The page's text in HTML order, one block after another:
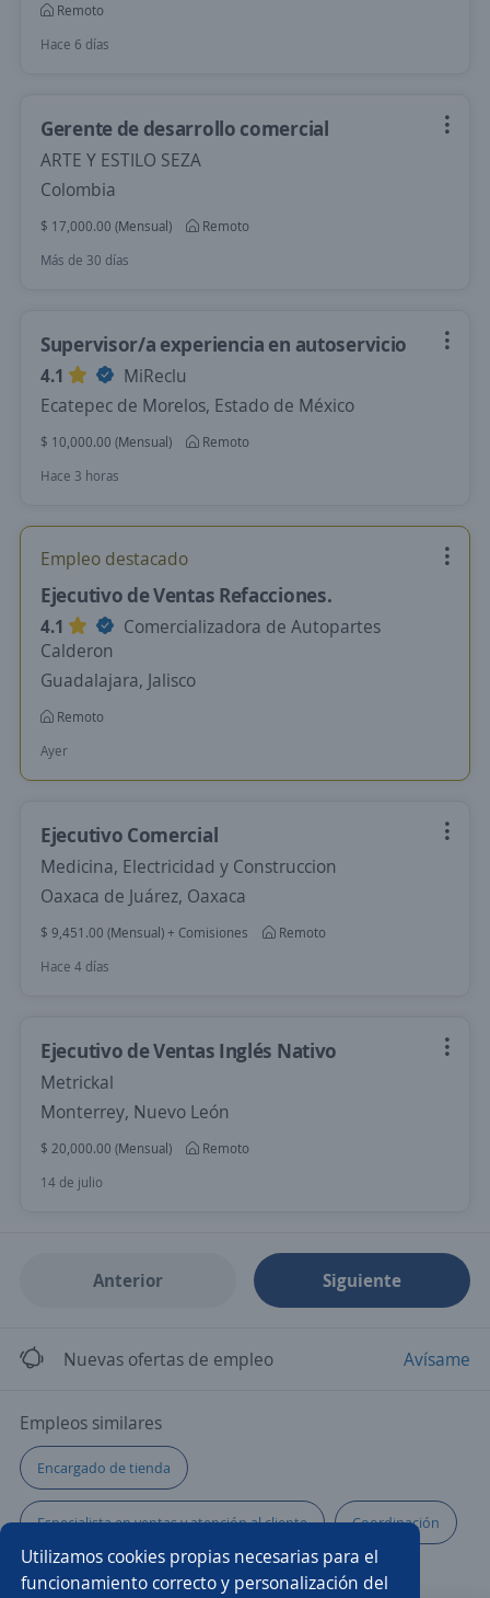
Utilizamos cookies propias necesarias para el
funcionamiento correcto y personalización del
Remoto
Hace 6 días
Gerente de desarrollo comercial
ARTE Y ESTILO SEZA
Colombia
$ 17,000.00 (Mensual)
Remoto
Más de 30 días
Supervisor/a experiencia en autoservicio
4.1
MiReclu
Ecatepec de Morelos, Estado de México
$ 10,000.00 (Mensual)
Remoto
Hace 3 horas
Empleo destacado
Ejecutivo de Ventas Refacciones.
4.1
Comercializadora de Autopartes
Calderon
Guadalajara, Jalisco
Remoto
Ayer
Ejecutivo Comercial
Medicina, Electricidad y Construccion
Oaxaca de Juárez, Oaxaca
$ 9,451.00 (Mensual) + Comisiones
Remoto
Hace 4 días
Ejecutivo de Ventas Inglés Nativo
Metrickal
Monterrey, Nuevo León
$ 20,000.00 (Mensual)
Remoto
14 de julio
Anterior Siguiente
Nuevas ofertas de empleo Avísame
Empleos similares
Encargado de tienda
Especialista en ventas y atención al cliente Coordinación
Promotor/a de crédito Ejecutivo de crédito